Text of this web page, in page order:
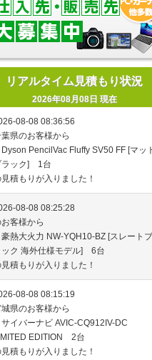
リアルタイム見積もり状況
2026年08月08日 現在